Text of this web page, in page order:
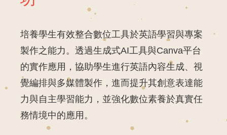
培養學生有效整合數位工具於英語學習與專案
製作之能力。透過生成式AI工具與Canva平台
的實作應用，協助學生進行英語內容生成、視
覺編排與多媒體製作，進而提升其創意表達能
力與自主學習能力，並強化數位素養於真實任
務情境中的應用。